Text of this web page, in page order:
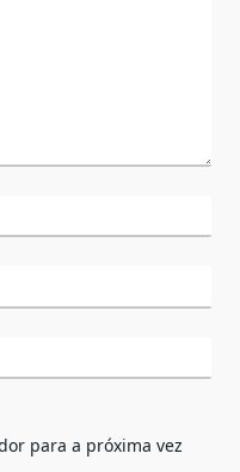
para a próxima vez